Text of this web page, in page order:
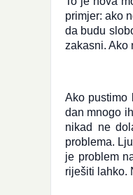
primjer: ako
da budu
zakasni. Ako
Ako pustimo
dan mnogo
nikad ne
problema.
je problem
riješiti lahko.